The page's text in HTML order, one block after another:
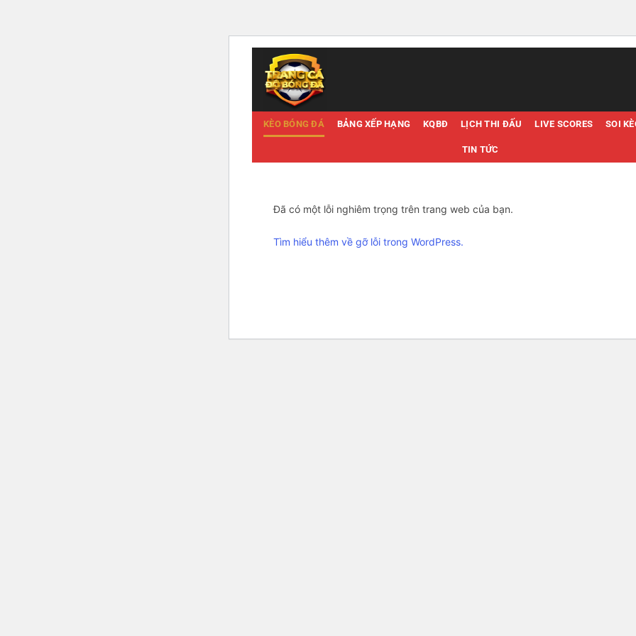
Chuyển
đến
nội
dung
KÈO BÓNG ĐÁ BẢNG XẾP HẠNG KQBĐ LỊCH THI ĐẤU LIVE SCORES SOI
TIN TỨC
Đã có một lỗi nghiêm trọng trên trang web của bạn.
Tìm hiểu thêm về gỡ lỗi trong WordPress.